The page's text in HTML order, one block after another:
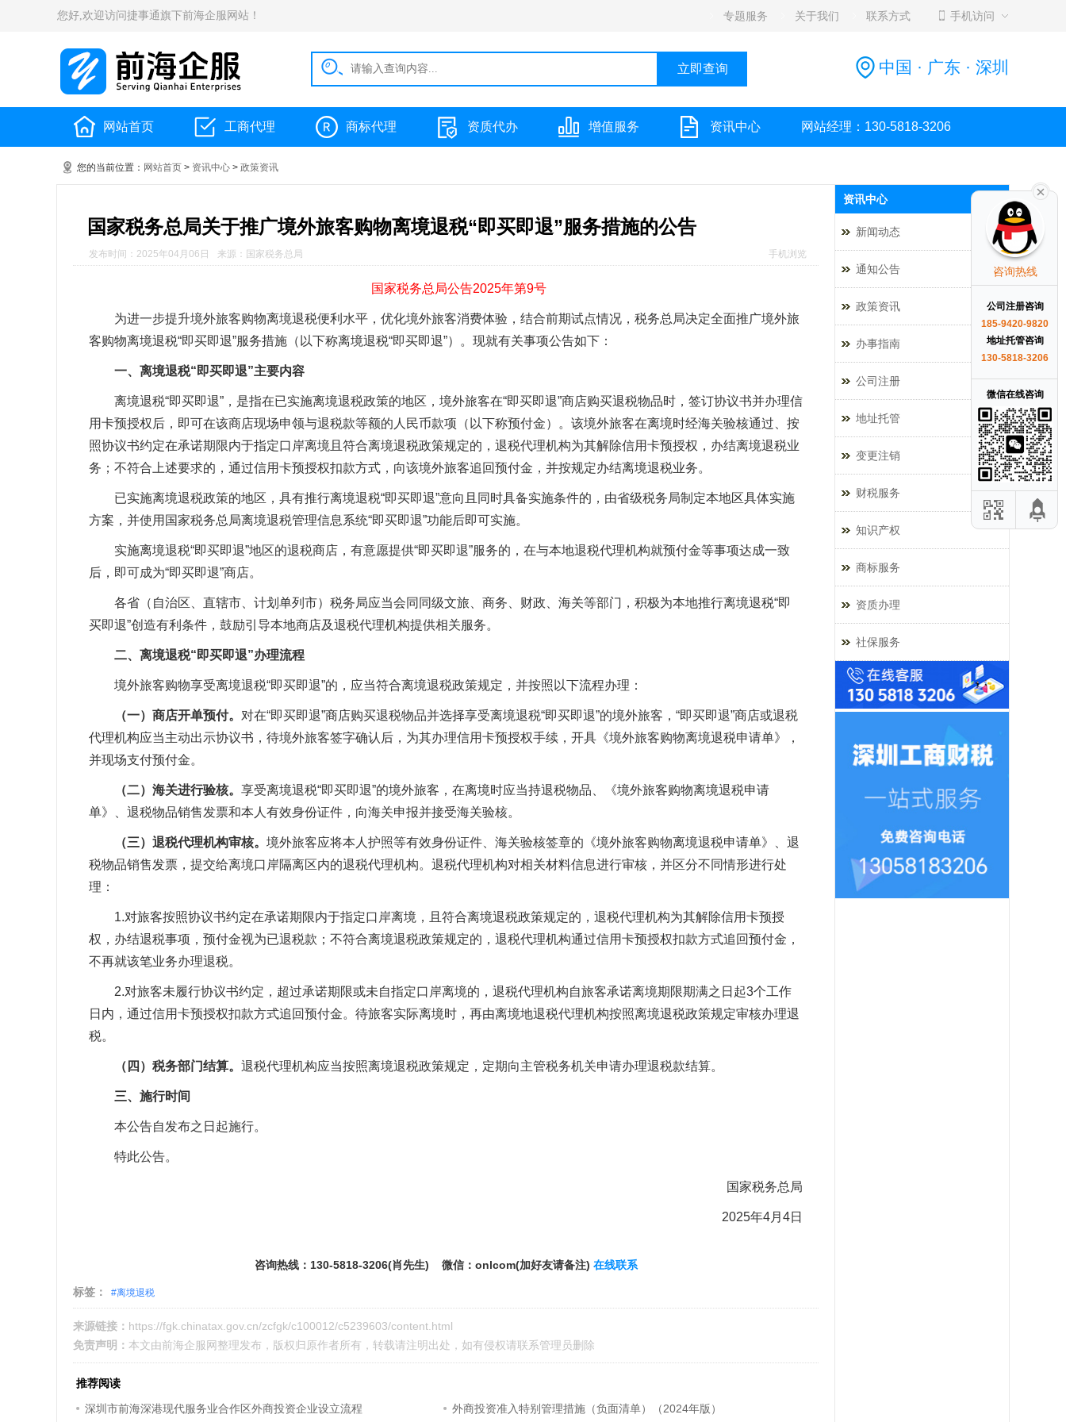
专题服务 关于我们 联系方式 手机访问
您好,欢迎访问捷事通旗下前海企服网站！
中国 · 广东 · 深圳
网站首页 工商代理 商标代理 资质代办 增值服务 资讯中心 网站经理：130-5818-3206
您的当前位置： 网站首页 > 资讯中心 > 政策资讯
资讯中心
新闻动态
通知公告
政策资讯
办事指南
公司注册
地址托管
变更注销
财税服务
知识产权
商标服务
资质办理
社保服务
国家税务总局关于推广境外旅客购物离境退税“即买即退”服务措施的公告
发布时间：2025年04月06日 来源：国家税务总局 手机浏览
国家税务总局公告2025年第9号
为进一步提升境外旅客购物离境退税便利水平，优化境外旅客消费体验，结合前期试点情况，税务总局决定全面推广境外旅
客购物离境退税“即买即退”服务措施（以下称离境退税“即买即退”）。现就有关事项公告如下：
一、离境退税“即买即退”主要内容
离境退税“即买即退”，是指在已实施离境退税政策的地区，境外旅客在“即买即退”商店购买退税物品时，签订协议书并办理信
用卡预授权后，即可在该商店现场申领与退税款等额的人民币款项（以下称预付金）。该境外旅客在离境时经海关验核通过、按
照协议书约定在承诺期限内于指定口岸离境且符合离境退税政策规定的，退税代理机构为其解除信用卡预授权，办结离境退税业
务；不符合上述要求的，通过信用卡预授权扣款方式，向该境外旅客追回预付金，并按规定办结离境退税业务。
已实施离境退税政策的地区，具有推行离境退税“即买即退”意向且同时具备实施条件的，由省级税务局制定本地区具体实施
方案，并使用国家税务总局离境退税管理信息系统“即买即退”功能后即可实施。
实施离境退税“即买即退”地区的退税商店，有意愿提供“即买即退”服务的，在与本地退税代理机构就预付金等事项达成一致
后，即可成为“即买即退”商店。
各省（自治区、直辖市、计划单列市）税务局应当会同同级文旅、商务、财政、海关等部门，积极为本地推行离境退税“即
买即退”创造有利条件，鼓励引导本地商店及退税代理机构提供相关服务。
二、离境退税“即买即退”办理流程
境外旅客购物享受离境退税“即买即退”的，应当符合离境退税政策规定，并按照以下流程办理：
（一）商店开单预付。 对在“即买即退”商店购买退税物品并选择享受离境退税“即买即退”的境外旅客，“即买即退”商店或退税
代理机构应当主动出示协议书，待境外旅客签字确认后，为其办理信用卡预授权手续，开具《境外旅客购物离境退税申请单》，
并现场支付预付金。
（二）海关进行验核。 享受离境退税“即买即退”的境外旅客，在离境时应当持退税物品、《境外旅客购物离境退税申请
单》、退税物品销售发票和本人有效身份证件，向海关申报并接受海关验核。
（三）退税代理机构审核。 境外旅客应将本人护照等有效身份证件、海关验核签章的《境外旅客购物离境退税申请单》、退
税物品销售发票，提交给离境口岸隔离区内的退税代理机构。退税代理机构对相关材料信息进行审核，并区分不同情形进行处
理：
1.对旅客按照协议书约定在承诺期限内于指定口岸离境，且符合离境退税政策规定的，退税代理机构为其解除信用卡预授
权，办结退税事项，预付金视为已退税款；不符合离境退税政策规定的，退税代理机构通过信用卡预授权扣款方式追回预付金，
不再就该笔业务办理退税。
2.对旅客未履行协议书约定，超过承诺期限或未自指定口岸离境的，退税代理机构自旅客承诺离境期限期满之日起3个工作
日内，通过信用卡预授权扣款方式追回预付金。待旅客实际离境时，再由离境地退税代理机构按照离境退税政策规定审核办理退
税。
（四）税务部门结算。 退税代理机构应当按照离境退税政策规定，定期向主管税务机关申请办理退税款结算。
三、施行时间
本公告自发布之日起施行。
特此公告。
国家税务总局
2025年4月4日
咨询热线：130-5818-3206(肖先生) 微信：onlcom(加好友请备注) 在线联系
标签： #离境退税
来源链接： https://fgk.chinatax.gov.cn/zcfgk/c100012/c5239603/content.html
免责声明： 本文由前海企服网 整理发布，版权归原作者所有，转载请注明出处，如有侵权请联系管理员删除
推荐阅读
深圳市前海深港现代服务业合作区外商投资企业设立流程
外商投资准入特别管理措施（负面清单）（2024年版）
咨询热线
公司注册咨询
185-9420-9820
地址托管咨询
130-5818-3206
微信在线咨询